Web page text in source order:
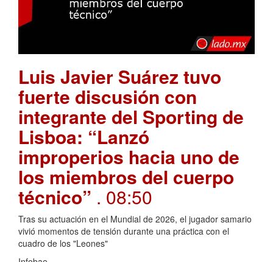
Luis Javier Suárez tuvo
fuerte discusión con
integrante del Sporting de
Lisboa: “Lanzó
improperios hacia uno de
los miembros del cuerpo
técnico” . 08:50
Tras su actuación en el Mundial de 2026, el jugador samario
vivió momentos de tensión durante una práctica con el
cuadro de los "Leones"